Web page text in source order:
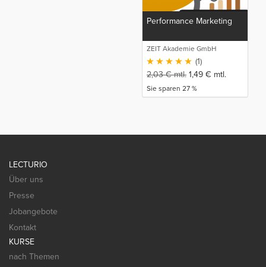
Performance Marketing
ZEIT Akademie GmbH
(1)
2,03€mtl. 1,49 € mtl.
Sie sparen 27 %
LECTURIO
Über uns
Presse
Jobangebote
Kontakt
KURSE
nach Themen